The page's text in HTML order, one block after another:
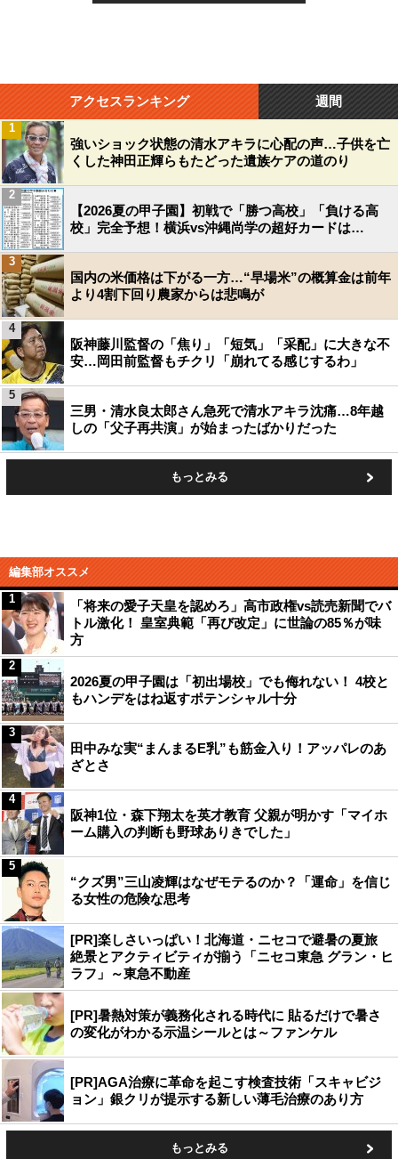
アクセスランキング 週間
強いショック状態の清水アキラに心配の声…子供を亡
くした神田正輝らもたどった遺族ケアの道のり
1
【2026夏の甲子園】初戦で「勝つ高校」「負ける高
校」完全予想！横浜vs沖縄尚学の超好カードは…
2
国内の米価格は下がる一方…“早場米”の概算金は前年
より4割下回り農家からは悲鳴が
3
阪神藤川監督の「焦り」「短気」「采配」に大きな不
安…岡田前監督もチクリ「崩れてる感じするわ」
4
三男・清水良太郎さん急死で清水アキラ沈痛…8年越
しの「父子再共演」が始まったばかりだった
5
もっとみる
編集部オススメ
「将来の愛子天皇を認めろ」高市政権vs読売新聞でバ
トル激化！ 皇室典範「再び改定」に世論の85％が味
方
1
2026夏の甲子園は「初出場校」でも侮れない！ 4校と
もハンデをはね返すポテンシャル十分
2
田中みな実“まんまるE乳”も筋金入り！アッパレのあ
ざとさ
3
阪神1位・森下翔太を英才教育 父親が明かす「マイホ
ーム購入の判断も野球ありきでした」
4
“クズ男”三山凌輝はなぜモテるのか？「運命」を信じ
る女性の危険な思考
5
[PR]楽しさいっぱい！北海道・ニセコで避暑の夏旅
絶景とアクティビティが揃う「ニセコ東急 グラン・ヒ
ラフ」～東急不動産
[PR]暑熱対策が義務化される時代に 貼るだけで暑さ
の変化がわかる示温シールとは～ファンケル
[PR]AGA治療に革命を起こす検査技術「スキャビジ
ョン」銀クリが提示する新しい薄毛治療のあり方
もっとみる